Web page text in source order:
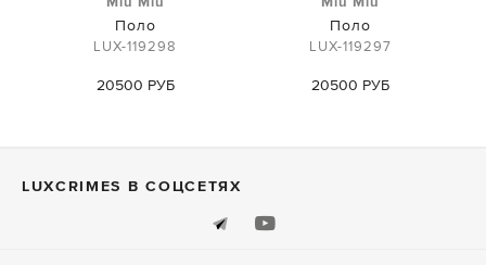
Поло
LUX-119298
20500 РУБ
Поло
LUX-119297
20500 РУБ
LUXСRIMES В СОЦСЕТЯХ